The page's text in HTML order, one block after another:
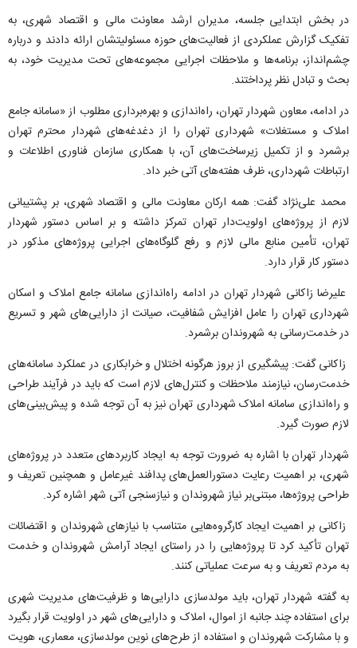
در بخش ابتدایی جلسه، مدیران ارشد معاونت مالی و اقتصاد شهری، به
تفکیک گزارش عملکردی از فعالیت‌های حوزه مسئولیتشان ارائه دادند و درباره
چشم‌انداز، برنامه‌ها و ملاحظات اجرایی مجموعه‌های تحت مدیریت خود، به
بحث و تبادل نظر پرداختند.
در ادامه، معاون شهردار تهران، راه‌اندازی و بهره‌برداری مطلوب از «سامانه جامع
املاک و مستغلات» شهرداری تهران را از دغدغه‌های شهردار محترم تهران
برشمرد و از تکمیل زیرساخت‌های آن، با همکاری سازمان فناوری اطلاعات و
ارتباطات شهرداری، ظرف هفته‌های آتی خبر داد.
محمد علی‌نژاد گفت: همه ارکان معاونت مالی و اقتصاد شهری، بر پشتیبانی
لازم از پروژه‌های اولویت‌دار تهران تمرکز داشته و بر اساس دستور شهردار
تهران، تأمین منابع مالی لازم و رفع گلوگاه‌های اجرایی پروژه‌های مذکور در
دستور کار قرار دارد.
علیرضا زاکانی شهردار تهران در ادامه راه‌اندازی سامانه جامع املاک و اسکان
شهرداری تهران را عامل افزایش شفافیت، صیانت از دارایی‌های شهر و تسریع
در خدمت‌رسانی به شهروندان برشمرد.
زاکانی گفت: پیشگیری از بروز هرگونه اختلال و خرابکاری در عملکرد سامانه‌های
خدمت‌رسان، نیازمند ملاحظات و کنترل‌های لازم است که باید در فرآیند طراحی
و راه‌اندازی سامانه املاک شهرداری تهران نیز به آن توجه شده و پیش‌بینی‌های
لازم صورت گیرد.
شهردار تهران با اشاره به ضرورت توجه به ایجاد کاربرد‌های متعدد در پروژه‌های
شهری، بر اهمیت رعایت دستورالعمل‌های پدافند غیرعامل و همچنین تعریف و
طراحی پروژه‌ها، مبتنی‌بر نیاز شهروندان و نیازسنجی آتی شهر اشاره کرد.
زاکانی بر اهمیت ایجاد کارگروه‌هایی متناسب با نیاز‌های شهروندان و اقتضائات
تهران تأکید کرد تا پروژه‌هایی را در راستای ایجاد آرامش شهروندان و خدمت
به مردم تعریف و به سرعت عملیاتی کنند.
به گفته شهردار تهران، باید مولدسازی دارایی‌ها و ظرفیت‌های مدیریت شهری
برای استفاده چند جانبه از اموال، املاک و دارایی‌های شهر در اولویت قرار بگیرد
و با مشارکت شهروندان و استفاده از طرح‌های نوین مولدسازی، معماری، هویت